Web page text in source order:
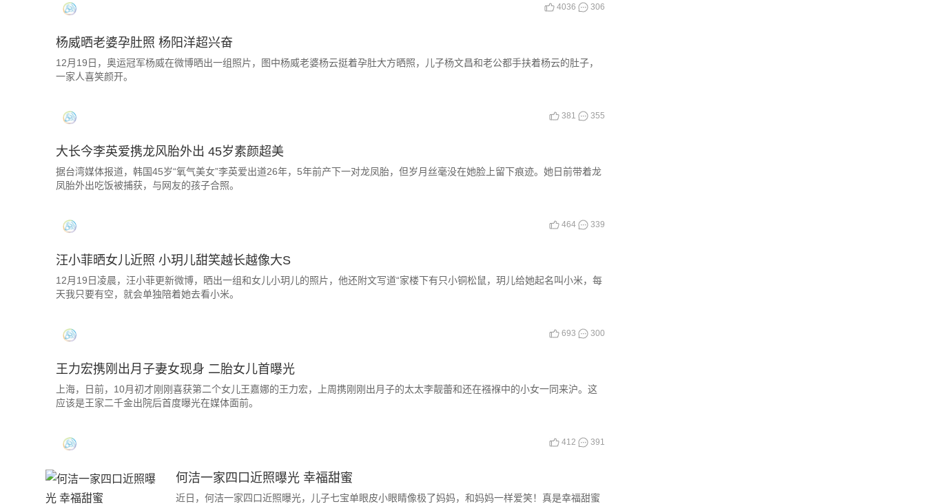
4036 306
杨威晒老婆孕肚照 杨阳洋超兴奋
12月19日，奥运冠军杨威在微博晒出一组照片，图中杨威老婆杨云挺着孕肚大方晒照，儿子杨文昌和老公都手扶着杨云的肚子，
一家人喜笑颜开。
381 355
大长今李英爱携龙风胎外出 45岁素颜超美
据台湾媒体报道，韩国45岁“氧气美女”李英爱出道26年，5年前产下一对龙凤胎，但岁月丝毫没在她脸上留下痕迹。她日前带着龙
凤胎外出吃饭被捕获，与网友的孩子合照。
464 339
汪小菲晒女儿近照 小玥儿甜笑越长越像大S
12月19日凌晨，汪小菲更新微博，晒出一组和女儿小玥儿的照片，他还附文写道“家楼下有只小铜松鼠，玥儿给她起名叫小米，每
天我只要有空，就会单独陪着她去看小米。
693 300
王力宏携刚出月子妻女现身 二胎女儿首曝光
上海，日前，10月初才刚刚喜获第二个女儿王嘉娜的王力宏，上周携刚刚出月子的太太李靓蕾和还在襁褓中的小女一同来沪。这
应该是王家二千金出院后首度曝光在媒体面前。
412 391
何洁一家四口近照曝光 幸福甜蜜
近日，何洁一家四口近照曝光，儿子七宝单眼皮小眼睛像极了妈妈，和妈妈一样爱笑！真是幸福甜蜜